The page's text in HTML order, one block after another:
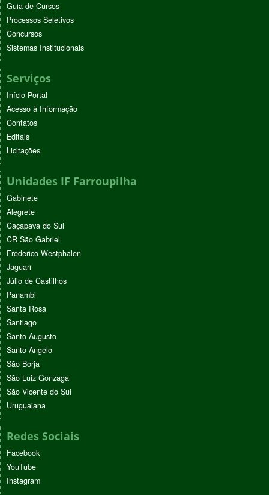
Guia de Cursos
Processos Seletivos
Concursos
Sistemas Institucionais
Serviços
Início Portal
Acesso à Informação
Contatos
Editais
Licitações
Unidades IF Farroupilha
Gabinete
Alegrete
Caçapava do Sul
CR São Gabriel
Frederico Westphalen
Jaguari
Júlio de Castilhos
Panambi
Santa Rosa
Santiago
Santo Augusto
Santo Ângelo
São Borja
São Luiz Gonzaga
São Vicente do Sul
Uruguaiana
Redes Sociais
Facebook
YouTube
Instagram